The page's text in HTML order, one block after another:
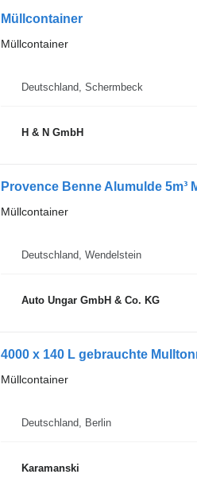
Müllcontainer
Müllcontainer
Deutschland, Schermbeck
H & N GmbH
Provence Benne Alumulde 5m³
Müllcontainer
Deutschland, Wendelstein
Auto Ungar GmbH & Co. KG
4000 x 140 L gebrauchte
Müllcontainer
Deutschland, Berlin
Karamanski